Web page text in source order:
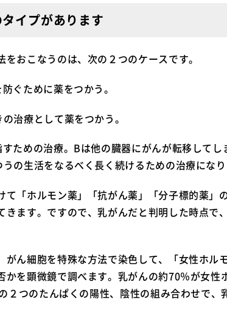
イプがあります
おこなうのは、次の２つのケースです。
ぐために薬をつかう。
治療として薬をつかう。
ための治療。Bは他の臓器にがんが転移して
の生活をなるべく長く続けるための治療になり
て「ホルモン薬」「抗がん薬」「分子標的薬」
きます。ですので、乳がんだと判明した時点で
がん細胞を特殊な方法で染色して、「女性ホル
かを顕微鏡で調べます。乳がんの約70％が女性
２つのたんぱくの陽性、陰性の組み合わせで、